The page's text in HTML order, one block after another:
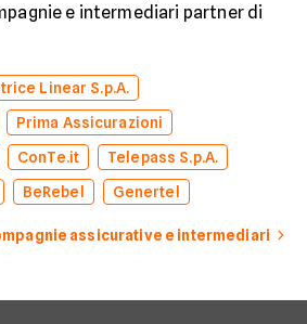
e intermediari partner di
Linear S.p.A.
Prima Assicurazioni
ConTe.it
Telepass S.p.A.
BeRebel Genertel
assicurative e intermediari